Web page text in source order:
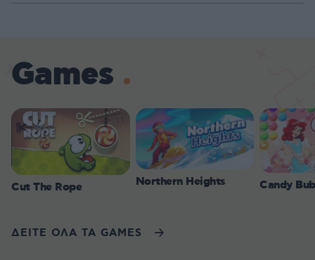
Games
Cut The Rope Northern Heights Candy
ΔΕΙΤΕ ΟΛΑ ΤΑ GAMES